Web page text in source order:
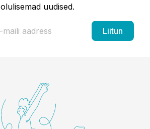
olulisemad uudised.
Liitun